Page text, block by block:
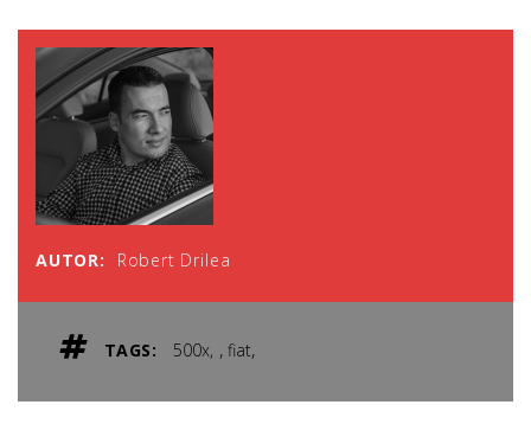
AUTOR: Robert Drilea
TAGS: 500x ,fiat,